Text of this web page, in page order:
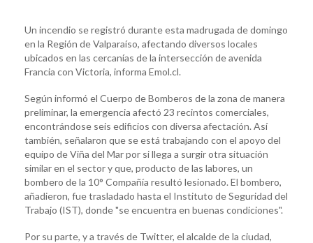
Un incendio se registró durante esta madrugada de domingo
en la Región de Valparaíso, afectando diversos locales
ubicados en las cercanías de la intersección de avenida
Francia con Victoria, informa Emol.cl.
Según informó el Cuerpo de Bomberos de la zona de manera
preliminar, la emergencia afectó 23 recintos comerciales,
encontrándose seis edificios con diversa afectación. Así
también, señalaron que se está trabajando con el apoyo del
equipo de Viña del Mar por si llega a surgir otra situación
similar en el sector y que, producto de las labores, un
bombero de la 10° Compañía resultó lesionado. El bombero,
añadieron, fue trasladado hasta el Instituto de Seguridad del
Trabajo (IST), donde "se encuentra en buenas condiciones".
Por su parte, y a través de Twitter, el alcalde de la ciudad,